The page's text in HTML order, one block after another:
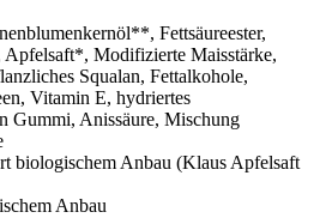
Fettsäureester,
Modifizierte Maisstärke,
Squalan, Fettalkohole,
Vitamin E, hydriertes
Gummi, Anissäure, Mischung
biologischem Anbau (Klaus Apfelsaft
Anbau